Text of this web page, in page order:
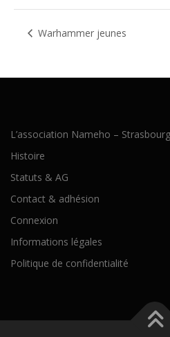
Warhammer jeunes
L’association Nameho – Strasbourg
Histoire
Statuts & AG
Contact & adhésion
Connexion
Informations légales
Politique de confidentialité